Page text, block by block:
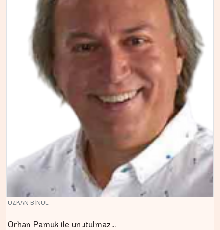
ÖZKAN BİNOL
Orhan Pamuk ile unutulmaz…